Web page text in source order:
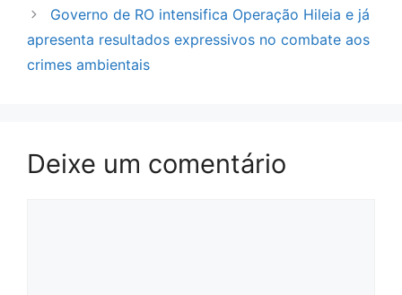
Governo de RO intensifica Operação Hileia e já
apresenta resultados expressivos no combate aos
crimes ambientais
Deixe um comentário